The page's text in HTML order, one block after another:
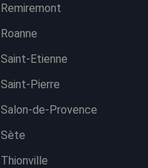
Remiremont
Roanne
Saint-Etienne
Saint-Pierre
Salon-de-Provence
Sète
Thionville